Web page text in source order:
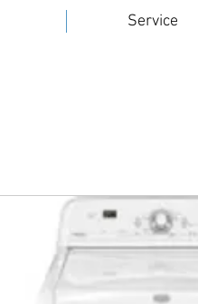
Service